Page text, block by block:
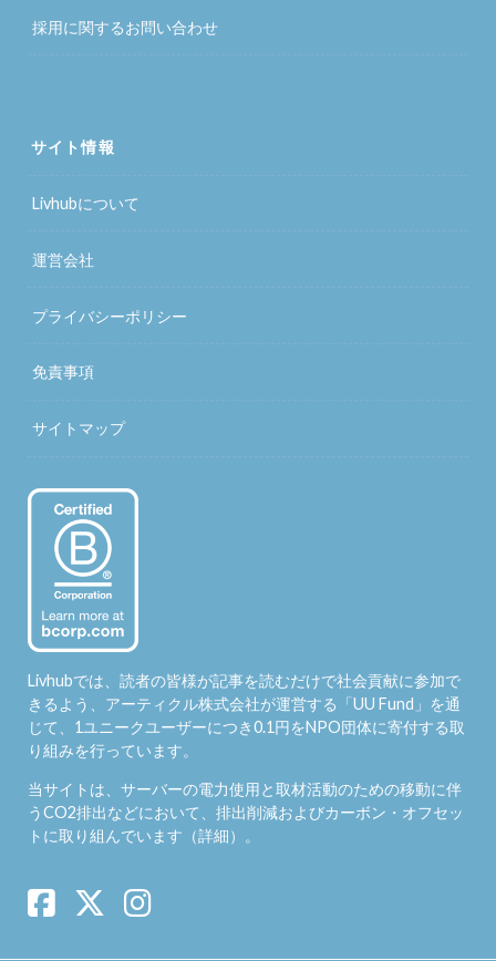
採用に関するお問い合わせ
サイト情報
Livhubについて
運営会社
プライバシーポリシー
免責事項
サイトマップ
Livhubでは、読者の皆様が記事を読むだけで社会貢献に参加で
きるよう、アーティクル株式会社が運営する「UU Fund 」を通
じて、1ユニークユーザーにつき0.1円をNPO団体に寄付する取
り組みを行っています。
当サイトは、サーバーの電力使用と取材活動のための移動に伴
うCO2排出などにおいて、排出削減およびカーボン・オフセッ
トに取り組んでいます（詳細）。